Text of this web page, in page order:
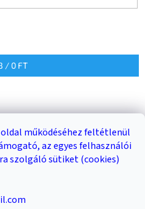
működéséhez feltétlenül
az egyes felhasználói
szolgáló sütiket (cookies)
/ 0 FT
KERESÉS